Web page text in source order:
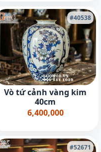
#40538
Vò tứ cảnh vàng kim
40cm
6,400,000
#52671